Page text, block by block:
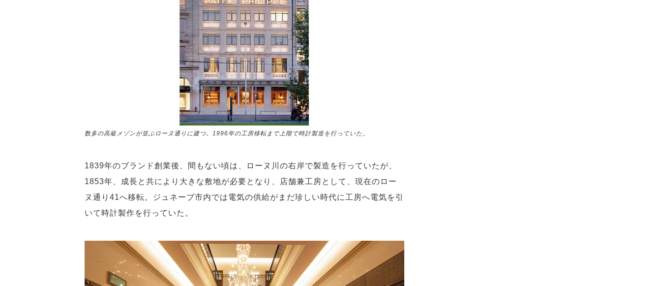
数多の高級メゾンが並ぶローヌ通りに建つ。1996年の工房移転まで上階で時計製造を行っていた。
1839年のブランド創業後、間もない頃は、ローヌ川の右岸で製造を行っていたが、
1853年、成長と共により大きな敷地が必要となり、店舗兼工房として、現在のロー
ヌ通り41へ移転。ジュネーブ市内では電気の供給がまだ珍しい時代に工房へ電気を引
いて時計製作を行っていた。